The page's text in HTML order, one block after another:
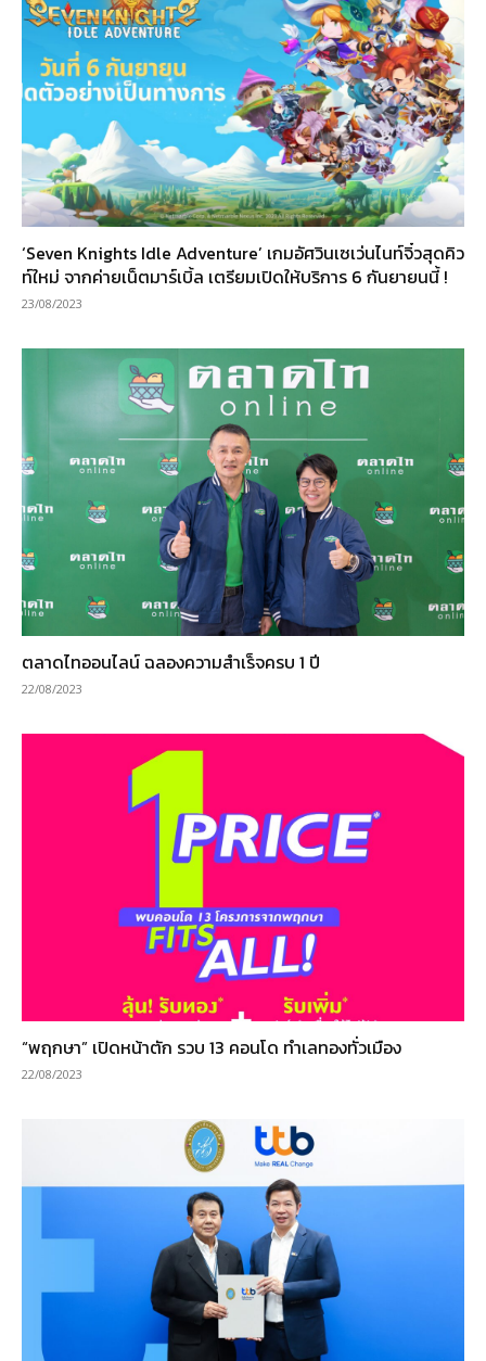
‘Seven Knights Idle Adventure’ เกมอัศวินเซเว่นไนท์จิ๋วสุดคิว
ท์ใหม่ จากค่ายเน็ตมาร์เบิ้ล เตรียมเปิดให้บริการ 6 กันยายนนี้ !
23/08/2023
ตลาดไทออนไลน์ ฉลองความสำเร็จครบ 1 ปี
22/08/2023
“พฤกษา” เปิดหน้าตัก รวบ 13 คอนโด ทำเลทองทั่วเมือง
22/08/2023